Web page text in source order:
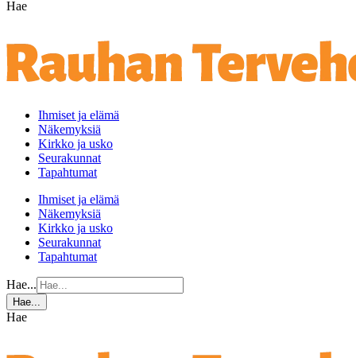
Hae
Ihmiset ja elämä
Näkemyksiä
Kirkko ja usko
Seurakunnat
Tapahtumat
Ihmiset ja elämä
Näkemyksiä
Kirkko ja usko
Seurakunnat
Tapahtumat
Hae...
Hae...
Hae